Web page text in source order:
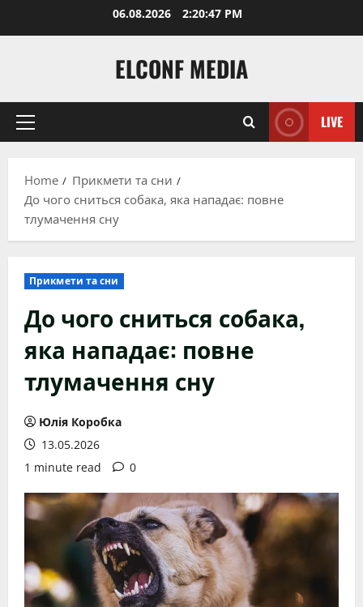
06.08.2026 2:20:48 PM
ELCONF MEDIA
Primary
LIVE
Home
Прикмети та сни
До чого сниться собака, яка нападає: повне
тлумачення сну
Прикмети та сни
До чого сниться собака,
яка нападає: повне
тлумачення сну
Юлія Коробка
13.05.2026
1 minute read
0